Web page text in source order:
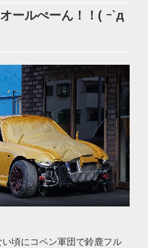
ールぺーん！！( ｰ`д
頃にコペン軍団で鈴鹿フル